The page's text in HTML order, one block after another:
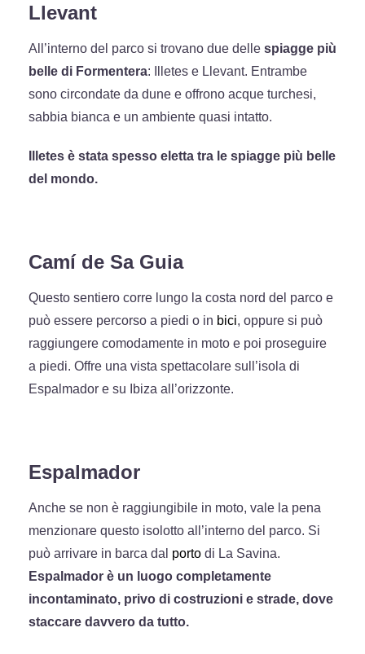
Llevant
All’interno del parco si trovano due delle spiagge più
belle di Formentera: Illetes e Llevant. Entrambe
sono circondate da dune e offrono acque turchesi,
sabbia bianca e un ambiente quasi intatto.
Illetes è stata spesso eletta tra le spiagge più belle
del mondo.
Camí de Sa Guia
Questo sentiero corre lungo la costa nord del parco e
può essere percorso a piedi o in bici, oppure si può
raggiungere comodamente in moto e poi proseguire
a piedi. Offre una vista spettacolare sull’isola di
Espalmador e su Ibiza all’orizzonte.
Espalmador
Anche se non è raggiungibile in moto, vale la pena
menzionare questo isolotto all’interno del parco. Si
può arrivare in barca dal porto di La Savina.
Espalmador è un luogo completamente
incontaminato, privo di costruzioni e strade, dove
staccare davvero da tutto.